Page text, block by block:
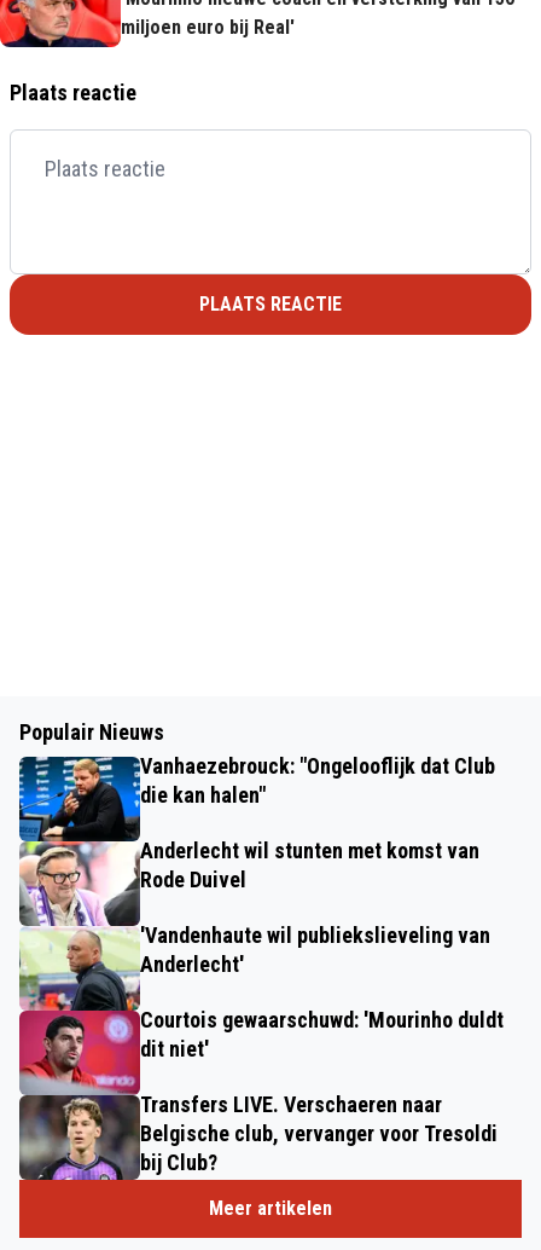
miljoen euro bij Real'
Plaats reactie
PLAATS REACTIE
Populair Nieuws
Vanhaezebrouck: "Ongelooflijk dat Club
die kan halen"
Anderlecht wil stunten met komst van
Rode Duivel
'Vandenhaute wil publiekslieveling van
Anderlecht'
Courtois gewaarschuwd: 'Mourinho duldt
dit niet'
Transfers LIVE. Verschaeren naar
Belgische club, vervanger voor Tresoldi
bij Club?
Meer artikelen